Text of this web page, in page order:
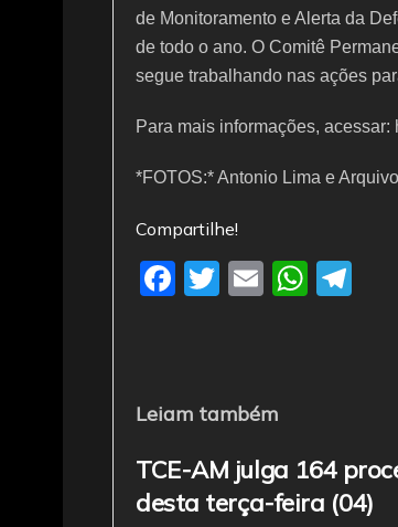
de Monitoramento e Alerta da
de todo o ano. O Comitê
segue trabalhando nas ações
Para mais informações,
*FOTOS:* Antonio Lima e
Compartilhe!
F
b
o
o
T
E
W
p
p
m
Leiam também
TCE-AM julga 164
desta terça-feira (04)